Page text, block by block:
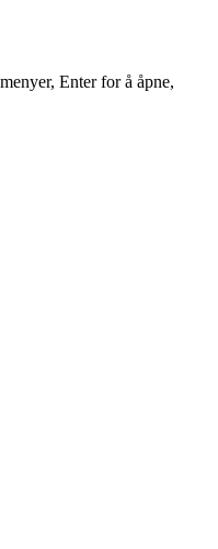
Enter for å åpne,